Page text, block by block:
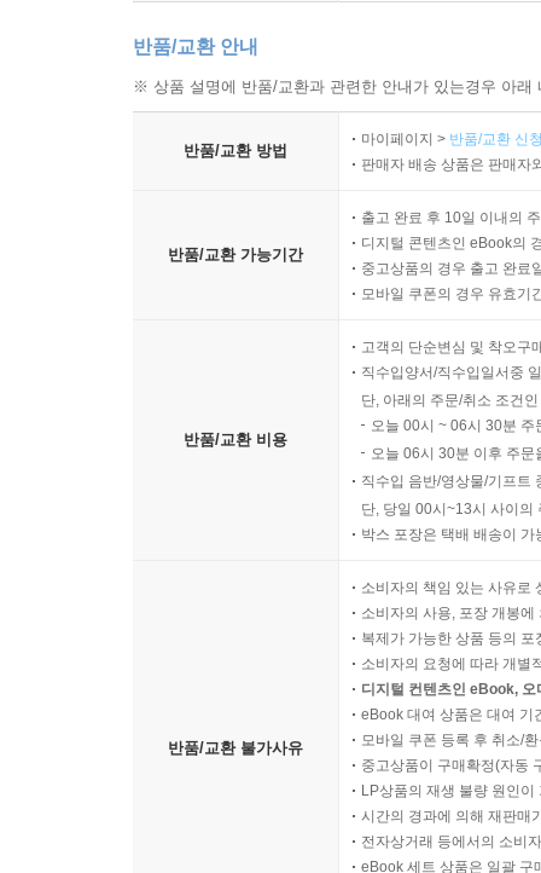
반품/교환 안내
※ 상품 설명에 반품/교환과 관련한 안내가 있는경우 아
반품/교환 방법
마이페이지 > 반품/교환 신
판매자 배송 상품은 판매자
반품/교환 가능기간
출고 완료 후 10일 이내의
디지털 콘텐츠인 eBook의
중고상품의 경우 출고 완료
모바일 쿠폰의 경우 유효기
반품/교환 비용
고객의 단순변심 및 착오구
직수입양서/직수입일서중
단, 아래의 주문/취소 조건
오늘 00시 ~ 06시 30분
오늘 06시 30분 이후 주
직수입 음반/영상물/기프트
단, 당일 00시~13시 사이의
박스 포장은 택배 배송이
반품/교환 불가사유
소비자의 책임 있는 사유로
소비자의 사용, 포장 개봉
복제가 가능한 상품 등의
소비자의 요청에 따라 개별
디지털 컨텐츠인 eBook,
eBook 대여 상품은 대여 기
모바일 쿠폰 등록 후 취소/
중고상품이 구매확정(자동
LP상품의 재생 불량 원인
시간의 경과에 의해 재판매
전자상거래 등에서의 소비
eBook 세트 상품은 일괄 구